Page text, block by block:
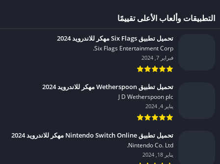
التطبيقات وألعاب الأعلى تقييمًا
تحميل تطبيق Six Flags مهكر للاندرويد 2024
Six Flags Entertainment Corp.‏
فبراير 7, 2024
تحميل تطبيق Wetherspoon مهكر للاندرويد 2024
J D Wetherspoon plc‏
يناير 4, 2024
تحميل تطبيق Nintendo Switch Online مهكر للاندرويد 2024
Nintendo Co. Ltd.‏
يناير 18, 2024